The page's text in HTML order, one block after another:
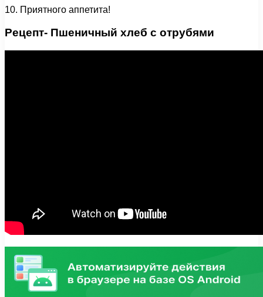
10. Приятного аппетита!
Рецепт- Пшеничный хлеб с отрубями